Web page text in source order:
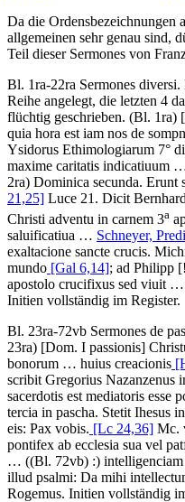
Da die Ordensbezeichnungen
allgemeinen sehr genau sind,
Teil dieser Sermones von
Bl. 1ra-22ra Sermones diversi.
Reihe angelegt, die letzten 4
flüchtig geschrieben. (Bl. 1ra)
quia hora est iam nos de
Ysidorus Ethimologiarum 7°
maxime caritatis indicatiuum
2ra) Dominica secunda. Erunt
21,25] Luce 21. Dicit
Christi adventu in carnem 3a
saluificatiua … Schneyer,
exaltacione sancte crucis.
mundo [Gal 6,14]; ad Philipp
apostolo crucifixus sed viuit
Initien vollständig im Register.
Bl. 23ra-72vb Sermones de
23ra) [Dom. I passionis]
bonorum … huius creacionis
scribit Gregorius Nazanzenus
sacerdotis est mediatoris esse
tercia in pascha. Stetit Ihesus
eis: Pax vobis. [Lc 24,36] Mc.
pontifex ab ecclesia sua vel
… ((Bl. 72vb) :)
illud psalmi: Da mihi
Rogemus. Initien vollständig